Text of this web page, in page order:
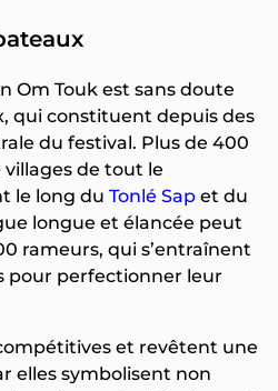
Om Touk est sans doute
qui constituent depuis des
du festival. Plus de 400
de tout le
le long du Tonlé Sap et du
longue et élancée peut
rameurs, qui s’entraînent
pour perfectionner leur
et revêtent une
elles symbolisent non